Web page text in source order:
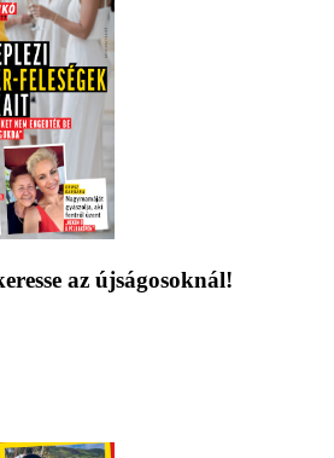
az újságosoknál!